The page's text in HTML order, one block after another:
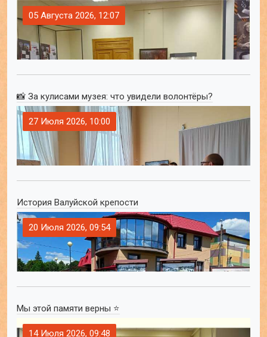
05 Августа 2026, 12:07
📸 За кулисами музея: что увидели волонтёры?
27 Июля 2026, 10:00
История Валуйской крепости
20 Июля 2026, 09:54
Мы этой памяти верны ⭐
14 Июля 2026, 09:48